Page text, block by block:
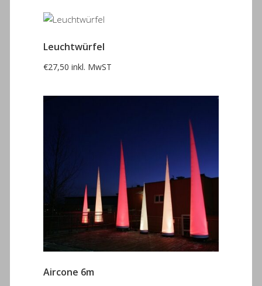
Leuchtwürfel
€27,50 inkl. MwST
Aircone 6m